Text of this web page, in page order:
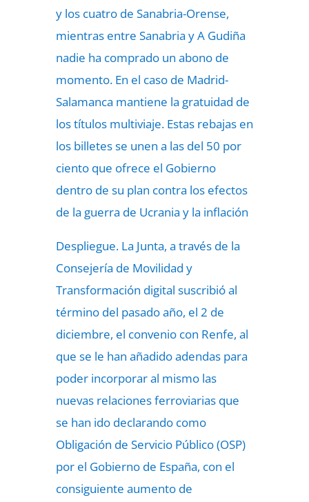
y los cuatro de Sanabria-Orense,
mientras entre Sanabria y A Gudiña
nadie ha comprado un abono de
momento. En el caso de Madrid-
Salamanca mantiene la gratuidad de
los títulos multiviaje. Estas rebajas en
los billetes se unen a las del 50 por
ciento que ofrece el Gobierno
dentro de su plan contra los efectos
de la guerra de Ucrania y la inflación
Despliegue. La Junta, a través de la
Consejería de Movilidad y
Transformación digital suscribió al
término del pasado año, el 2 de
diciembre, el convenio con Renfe, al
que se le han añadido adendas para
poder incorporar al mismo las
nuevas relaciones ferroviarias que
se han ido declarando como
Obligación de Servicio Público (OSP)
por el Gobierno de España, con el
consiguiente aumento de